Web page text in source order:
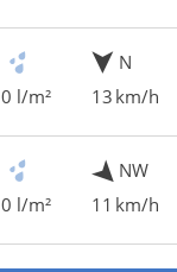
0 l/m²
N
13 km/h
0 l/m²
NW
11 km/h